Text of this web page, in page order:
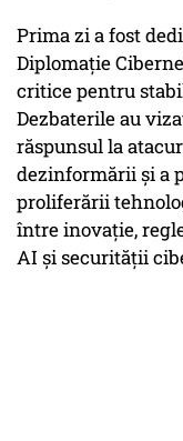
Prima zi a fost
Diplomație
critice pentru
Dezbaterile au
răspunsul la
dezinformării și a
proliferării
între inovație,
AI și securității